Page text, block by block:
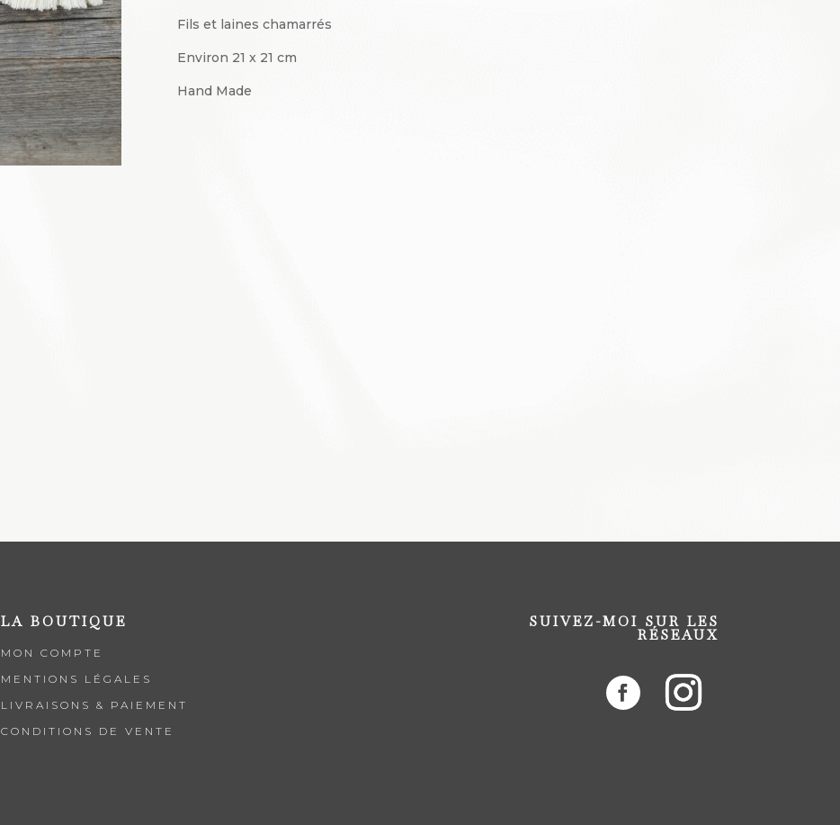
Fils et laines chamarrés
Environ 21 x 21 cm
Hand Made
LA BOUTIQUE
MON COMPTE
MENTIONS LÉGALES
LIVRAISONS & PAIEMENT
CONDITIONS DE VENTE
SUIVEZ-MOI SUR LES
RÉSEAUX